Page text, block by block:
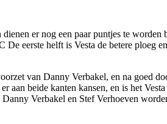
er nog een paar puntjes te worden
eerste helft is Vesta de betere ploeg
van Danny Verbakel, en na goed
beide kanten kansen, en is het
Verbakel en Stef Verhoeven